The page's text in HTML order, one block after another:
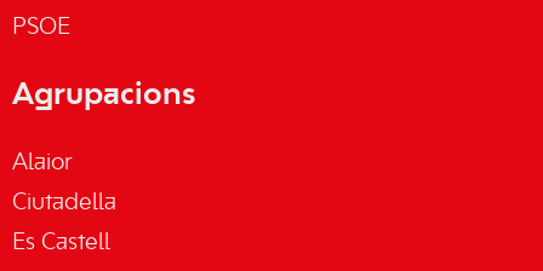
PSOE
Agrupacions
Alaior
Ciutadella
Es Castell